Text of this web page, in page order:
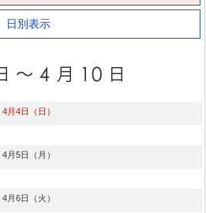
日別表示
4月4日（日）
4月5日（月）
4月6日（火）